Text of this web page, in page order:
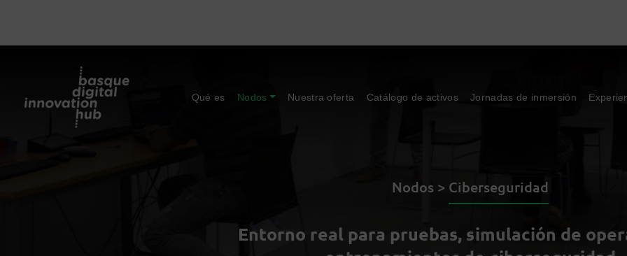
Qué es Nodos Nuestra oferta Catálogo de activos Jornadas de inmersión
Nodos > Ciberseguridad
Entorno real para pruebas, simulación de